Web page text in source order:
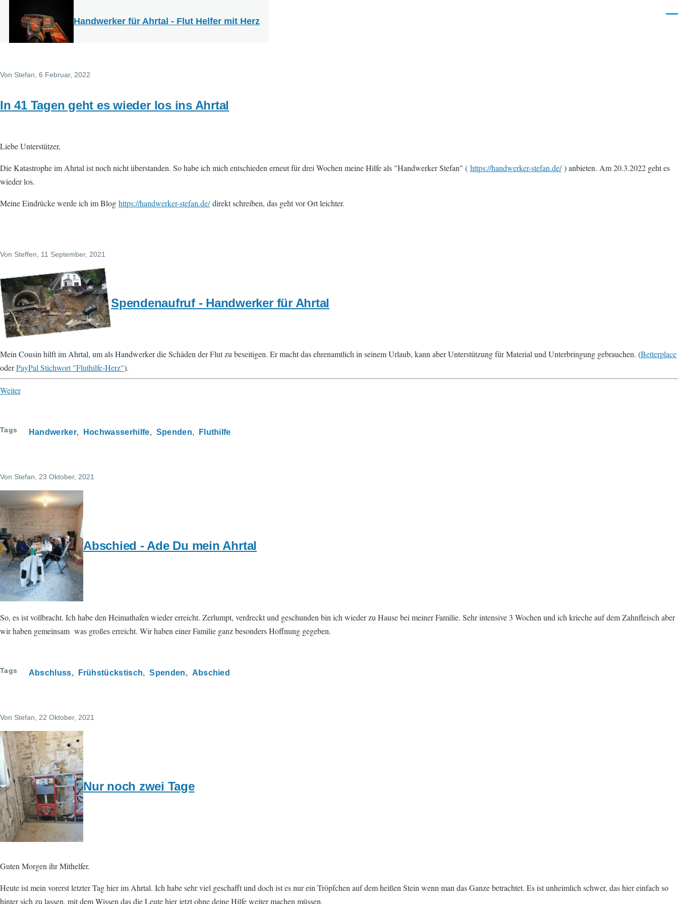
Handwerker für Ahrtal - Flut Helfer mit Herz
Von Stefan , 6 Februar, 2022
In 41 Tagen geht es wieder los ins Ahrtal
Liebe Unterstützer,
Die Katastrophe im Ahrtal ist noch nicht überstanden. So habe ich mich entschieden erneut für drei Wochen meine Hilfe als "Handwerker Stefan" ( https://handwerker-stefan.de/) anbieten. Am 20.3.2022 geht es
wieder los.
Meine Eindrücke werde ich im Blog https://handwerker-stefan.de/direkt schreiben, das geht vor Ort leichter.
Von Steffen , 11 September, 2021
Spendenaufruf - Handwerker für Ahrtal
Mein Cousin hilft im Ahrtal, um als Handwerker die Schäden der Flut zu beseitigen. Er macht das ehrenamtlich in seinem Urlaub, kann aber Unterstützung für Material und Unterbringung gebrauchen. (Betterplace
oderPayPal Stichwort "Fluthilfe-Herz").
Weiter
Tags Handwerker Hochwasserhilfe Spenden Fluthilfe
Von Stefan , 23 Oktober, 2021
Abschied - Ade Du mein Ahrtal
So, es ist vollbracht. Ich habe den Heimathafen wieder erreicht. Zerlumpt, verdreckt und geschunden bin ich wieder zu Hause bei meiner Familie. Sehr intensive 3 Wochen und ich krieche auf dem Zahnfleisch aber
wir haben gemeinsam was großes erreicht. Wir haben einer Familie ganz besonders Hoffnung gegeben.
Tags Abschluss Frühstückstisch Spenden Abschied
Von Stefan , 22 Oktober, 2021
Nur noch zwei Tage
Guten Morgen ihr Mithelfer.
Heute ist mein vorerst letzter Tag hier im Ahrtal. Ich habe sehr viel geschafft und doch ist es nur ein Tröpfchen auf dem heißen Stein wenn man das Ganze betrachtet. Es ist unheimlich schwer, das hier einfach so
hinter sich zu lassen, mit dem Wissen das die Leute hier jetzt ohne deine Hilfe weiter machen müssen.